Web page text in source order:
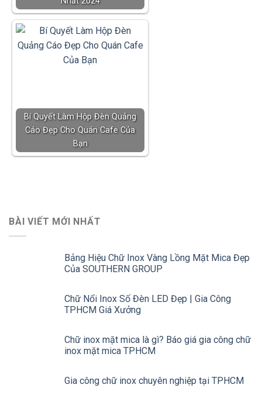
Bí Quyết Làm Hộp Đèn Quảng
Cáo Đẹp Cho Quán Cafe Của
Bạn
BÀI VIẾT MỚI NHẤT
Bảng Hiệu Chữ Inox Vàng Lồng Mặt Mica Đẹp
Của SOUTHERN GROUP
Chữ Nổi Inox Số Đèn LED Đẹp | Gia Công
TPHCM Giá Xưởng
Chữ inox mặt mica là gì? Báo giá gia công chữ
inox mặt mica TPHCM
Gia công chữ inox chuyên nghiệp tại TPHCM